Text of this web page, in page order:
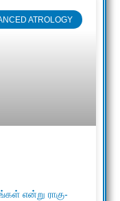
ATROLOGY
என்று ராகு-